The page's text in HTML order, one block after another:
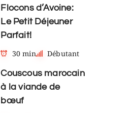
Flocons d’Avoine:
Le Petit Déjeuner
Parfait!
30 min
Débutant
Couscous marocain
à la viande de
bœuf